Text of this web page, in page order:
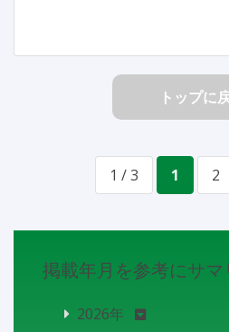
トップに
1 / 3 1 2
掲載年月を参考にサ
2026年